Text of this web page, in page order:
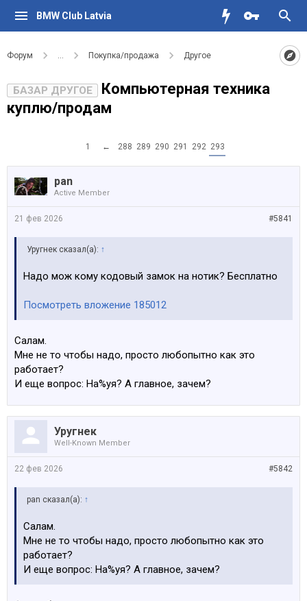
BMW Club Latvia
Форум ... Покупка/продажа Другое
БАЗАР ДРУГОЕ
Компьютерная техника
куплю/продам
1 ← 288 289 290 291 292 293
pan
Active Member
#5841
21 фев 2026
Уругнек сказал(а): ↑
Надо мож кому кодовый замок на нотик? Бесплатно
Посмотреть вложение 185012
Салам.
Мне не то чтобы надо, просто любопытно как это
работает?
И еще вопрос: На%уя? А главное, зачем?
Уругнек
Well-Known Member
#5842
22 фев 2026
pan сказал(а): ↑
Салам.
Мне не то чтобы надо, просто любопытно как это
работает?
И еще вопрос: На%уя? А главное, зачем?